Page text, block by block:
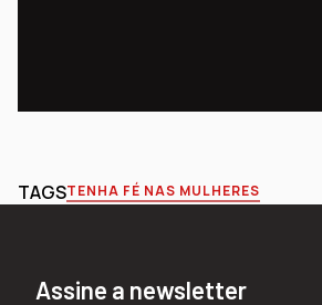
TAGSTENHA FÉ NAS MULHERES
Assine a newsletter